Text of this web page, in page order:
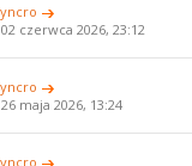
czerwca 2026, 23:12
maja 2026, 13:24